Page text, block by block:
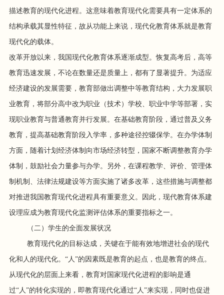
描述教育的现代化进程。这意味着教育现代化需要具有一定体系的
结构承载其显性特征，故从功能上来说，现代化教育体系就是教育
现代化的载体。
改革开放以来，我国现代化教育体系逐渐成型。恢复高考后，高等
教育迅速发展，不论在数量还是质量上，都有了显著提升。为适应
经济建设的发展需要，教育部做出调整中等教育结构，大力发展职
业教育，将部分高中改为职业（技术）学校、职业中学等部署，实
现职业教育与普通教育并行发展。在基础教育阶段，通过普及义务
教育，提高基础教育阶段入学率，多种途径控辍保学。在办学体制
方面，随着计划经济体制向市场经济转型，国家不断调整教育办学
体制，鼓励社会力量参与办学。另外，在课程教学、评价、管理体
制机制、法律法规建设等方面实施了诸多改革，这些措施与调整都
对推进我国教育现代化进程具有重要意义。因此，现代教育体系建
设理应成为教育现代化监测评估体系的重要指标之一。
（二）学生的全面发展状况
教育现代化的目标达成，关键在于能有效地增进社会的现代
化和人的现代化。“人”的因素既是教育的起点，也是教育的终点。
从现代化的层面上来看，教育对国家现代化进程的影响是通
过“人”的转化实现的，即教育现代化通过“人”来实现，同时也促进